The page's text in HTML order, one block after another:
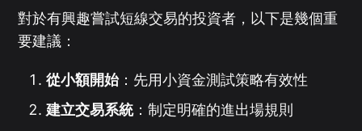
對於有興趣嘗試短線交易的投資者，以下是幾個重
要建議：
從小額開始：先用小資金測試策略有效性
建立交易系統：制定明確的進出場規則